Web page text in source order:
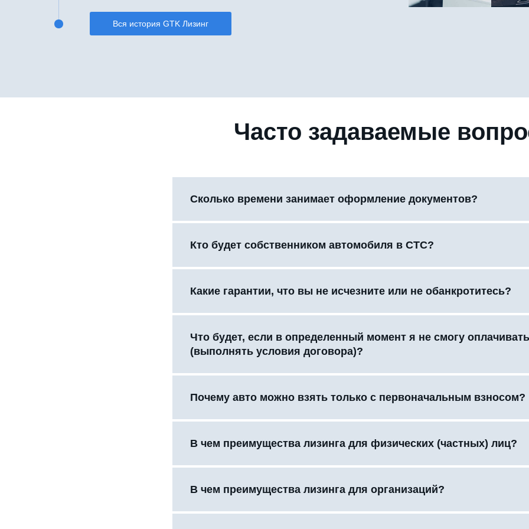
Вся история GTK Лизинг
Часто задаваемые
Сколько времени занимает оформление документов?
Кто будет собственником автомобиля в СТС?
Какие гарантии, что вы не исчезните или не обанкротитесь?
Что будет, если в определенный момент я не смогу
(выполнять условия договора)?
Почему авто можно взять только с первоначальным взносом?
В чем преимущества лизинга для физических (частных) лиц?
В чем преимущества лизинга для организаций?